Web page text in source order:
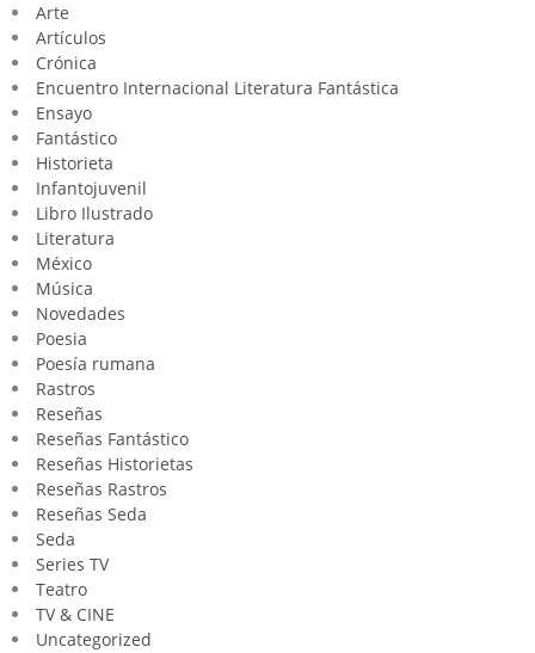
Arte
Artículos
Crónica
Encuentro Internacional Literatura Fantástica
Ensayo
Fantástico
Historieta
Infantojuvenil
Libro Ilustrado
Literatura
México
Música
Novedades
Poesia
Poesía rumana
Rastros
Reseñas
Reseñas Fantástico
Reseñas Historietas
Reseñas Rastros
Reseñas Seda
Seda
Series TV
Teatro
TV & CINE
Uncategorized